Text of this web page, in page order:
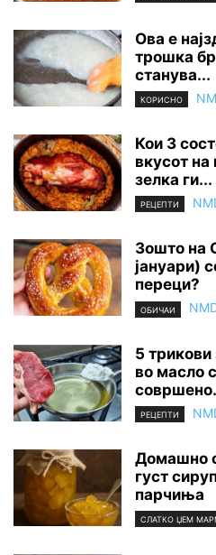
Ова е
трошка
станува...
КОРИСНО
Кои 3
вкусот на
зелка ги...
РЕЦЕПТИ
Зошто на
јануари)
переци?
ОБИЧАИ
5
во масло
РЕЦЕПТИ
Домашно
густ
парчиња
СЛАТКО ЏЕМ